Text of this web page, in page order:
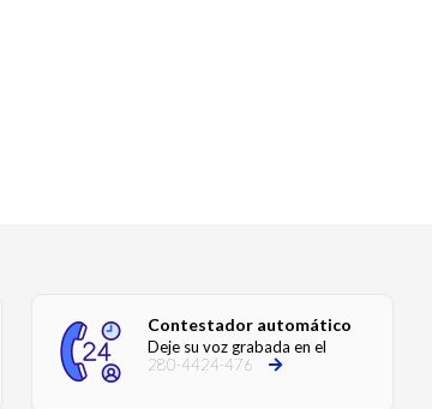
Contestador automático
Deje su voz grabada en el
280-4424-476